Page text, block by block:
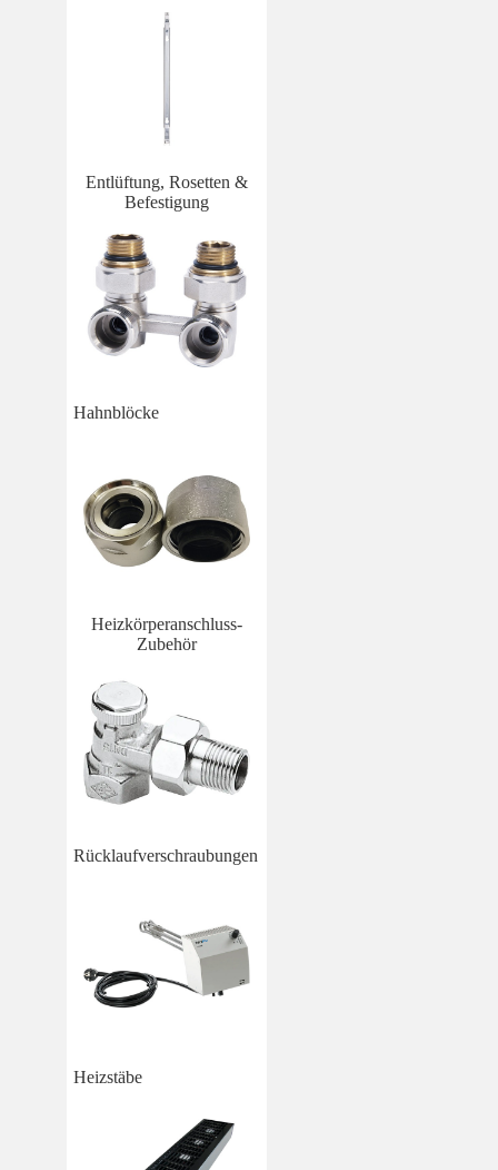
Entlüftung, Rosetten &
Befestigung
Hahnblöcke
Heizkörperanschluss-
Zubehör
Rücklaufverschraubungen
Heizstäbe